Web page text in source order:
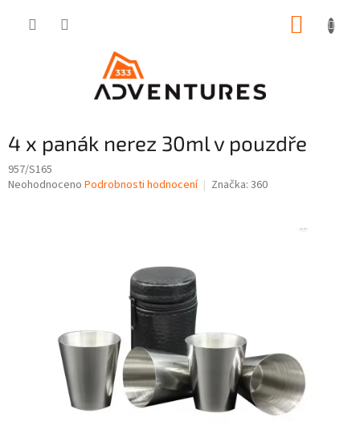
4 x panák nerez 30ml v pouzdře
957/S165
Průměrné
Neohodnoceno Podrobnosti hodnocení Značka: 360